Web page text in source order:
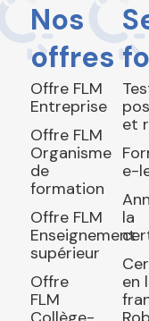
Nos
offres
Offre FLM
Entreprise
Offre FLM
Organisme
de
formation
Offre FLM
Enseignement
supérieur
Offre
FLM
et
e-
la
en